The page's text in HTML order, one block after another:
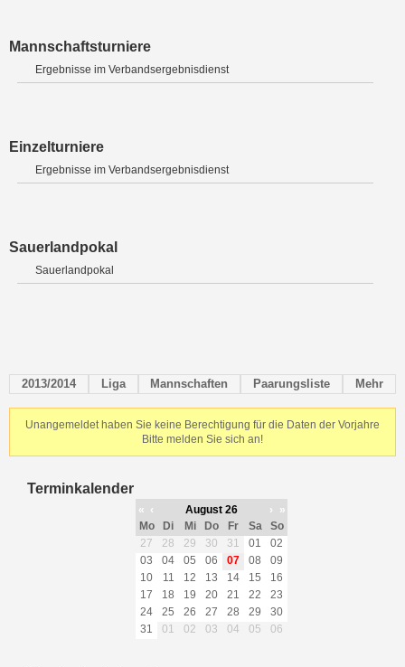
Mannschaftsturniere
Ergebnisse im Verbandsergebnisdienst
Einzelturniere
Ergebnisse im Verbandsergebnisdienst
Sauerlandpokal
Sauerlandpokal
2013/2014 Liga Mannschaften Paarungsliste Mehr
Unangemeldet haben Sie keine Berechtigung für die Daten der Vorjahre
Bitte melden Sie sich an!
Terminkalender
« ‹ August 26 ›
»
Mo
Di Mi Do Fr Sa
So
27
28 29 30 31 01
02
03
04 05 06 07 08
09
10
11 12 13 14 15
16
17
18 19 20 21 22
23
24
25 26 27 28 29
30
31
01 02 03 04 05 06